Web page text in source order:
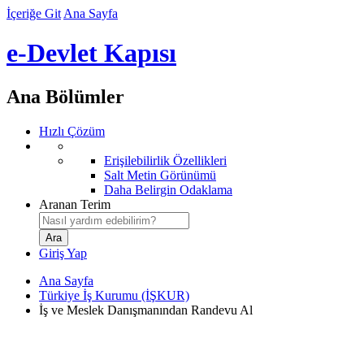
İçeriğe Git Ana Sayfa
e-Devlet Kapısı
Ana Bölümler
Hızlı Çözüm
Erişilebilirlik Özellikleri
Salt Metin Görünümü
Daha Belirgin Odaklama
Aranan Terim
Giriş Yap
Ana Sayfa
Türkiye İş Kurumu (İŞKUR)
İş ve Meslek Danışmanından Randevu Al